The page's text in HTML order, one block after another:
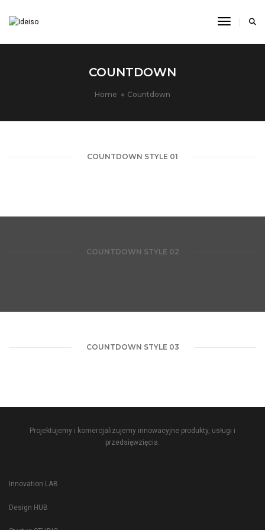
Toggle
COUNTDOWN
Home Countdown
COUNTDOWN STYLE 01
COUNTDOWN STYLE 02
COUNTDOWN STYLE 03
Projektujemy i komercjalizujemy innowacyjne produkty, usługi i
przedsięwzięcia.
Innovation LAB
Design HUB